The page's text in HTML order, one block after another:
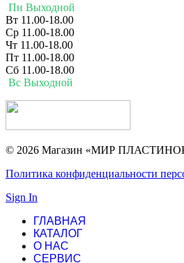
Пн Выходной
Вт 11.00-18.00
Ср 11.00-18.00
Чт 11.00-18.00
Пт 11.00-18.00
Сб 11.00-18.00
Вс Выходной
© 2026 Магазин «МИР
Политика конфиденциальности
Sign In
ГЛАВНАЯ
КАТАЛОГ
О НАС
СЕРВИС